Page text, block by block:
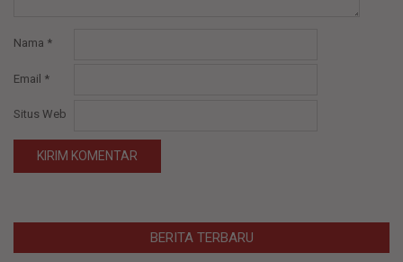
Nama *
Email *
Situs Web
BERITA TERBARU